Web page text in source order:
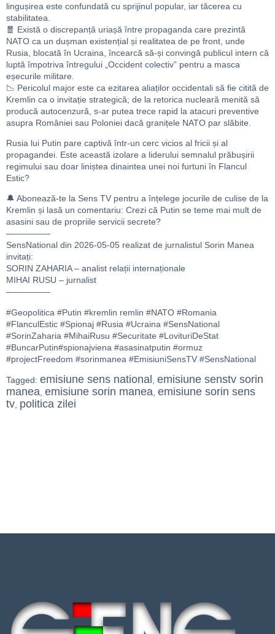
lingușirea este confundată cu sprijinul popular, iar tăcerea cu
stabilitatea.
🧧 Există o discrepanță uriașă între propaganda care prezintă
NATO ca un dușman existențial și realitatea de pe front, unde
Rusia, blocată în Ucraina, încearcă să-și convingă publicul intern că
luptă împotriva întregului „Occident colectiv” pentru a masca
eșecurile militare.
📉 Pericolul major este ca ezitarea aliaților occidentali să fie citită de
Kremlin ca o invitație strategică; de la retorica nucleară menită să
producă autocenzură, s-ar putea trece rapid la atacuri preventive
asupra României sau Poloniei dacă granițele NATO par slăbite.
Rusia lui Putin pare captivă într-un cerc vicios al fricii și al
propagandei. Este această izolare a liderului semnalul prăbușirii
regimului sau doar liniștea dinaintea unei noi furtuni în Flancul
Estic?
🔔 Abonează-te la Sens TV pentru a înțelege jocurile de culise de la
Kremlin și lasă un comentariu: Crezi că Putin se teme mai mult de
asasini sau de propriile servicii secrete?
–––––––––
SensNational din 2026-05-05 realizat de jurnalistul Sorin Manea
invitați:
SORIN ZAHARIA – analist relații internaționale
MIHAI RUSU – jurnalist
–––––––––
#Geopolitica #Putin #kremlin remlin #NATO #Romania
#FlanculEstic #Spionaj #Rusia #Ucraina #SensNational
#SorinZaharia #MihaiRusu #Securitate #LovituriDeStat
#BuncarPutin#spionajviena #asasinatputin #ormuz
#projectFreedom #sorinmanea #EmisiuniSensTV #SensNational
Tagged: emisiune sens national emisiune senstv sorin
manea emisiune sorin manea emisiune sorin sens
tv politica zilei